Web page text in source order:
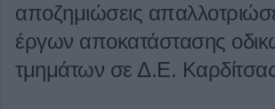
αποζημιώσεις
έργων αποκατάστασης
τμημάτων σε Δ.Ε. Καρδίτσας